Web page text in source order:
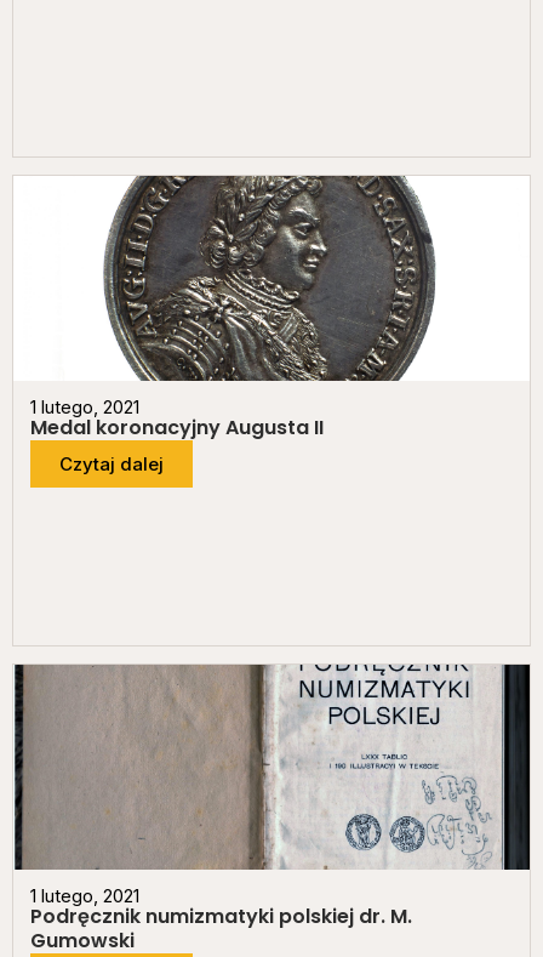
1 lutego, 2021
Medal koronacyjny Augusta II
Czytaj dalej
1 lutego, 2021
Podręcznik numizmatyki polskiej dr. M.
Gumowski